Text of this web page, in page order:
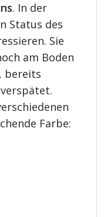
. In der
Status des
Sie
am Boden
bereits
Farbe: